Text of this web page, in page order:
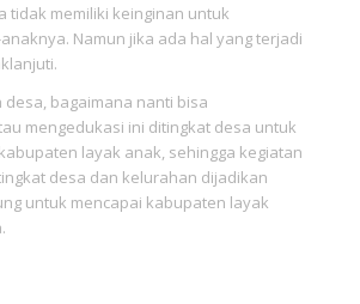
tidak memiliki keinginan untuk
Namun jika ada hal yang terjadi
desa, bagaimana nanti bisa
mengedukasi ini ditingkat desa untuk
layak anak, sehingga kegiatan
desa dan kelurahan dijadikan
untuk mencapai kabupaten layak